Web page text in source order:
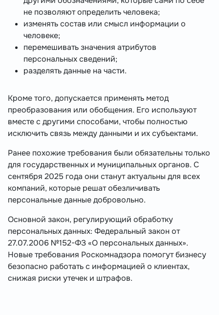
не позволяют определить человека;
изменять состав или смысл информации о
человеке;
перемешивать значения атрибутов
персональных сведений;
разделять данные на части.
Кроме того, допускается применять метод
преобразования или обобщения. Его используют
вместе с другими способами, чтобы полностью
исключить связь между данными и их субъектами.
Ранее похожие требования были обязательны только
для государственных и муниципальных органов. С
сентября 2025 года они станут актуальны для всех
компаний, которые решат обезличивать
персональные данные добровольно.
Основной закон, регулирующий обработку
персональных данных: Федеральный закон от
27.07.2006 №152-ФЗ «О персональных данных».
Новые требования Роскомнадзора помогут бизнесу
безопасно работать с информацией о клиентах,
снижая риски утечек и штрафов.